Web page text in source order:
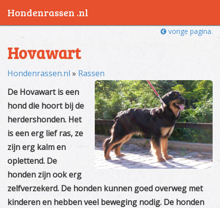
vorige pagina.
Hovawart
Hondenrassen.nl » Rassen
De Hovawart is een
hond die hoort bij de
herdershonden. Het
is een erg lief ras, ze
zijn erg kalm en
oplettend. De
honden zijn ook erg
zelfverzekerd. De honden kunnen goed overweg met
kinderen en hebben veel beweging nodig. De honden
Hondenrassen .nl